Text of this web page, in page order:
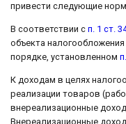
привести следующие
В соответствии с п. 1 ст.
объекта
порядке, установленном
К доходам в целях
реализации товаров
внереализационные
Внереализационные